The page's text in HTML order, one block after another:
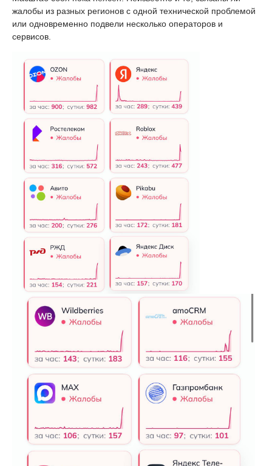
жалобы из разных регионов с одной технической проблемой
или одновременно подвели несколько операторов и
сервисов.